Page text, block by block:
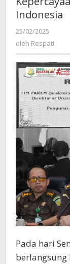
Indonesia
25/02/2025
oleh Respati
Pada hari
berlangsung